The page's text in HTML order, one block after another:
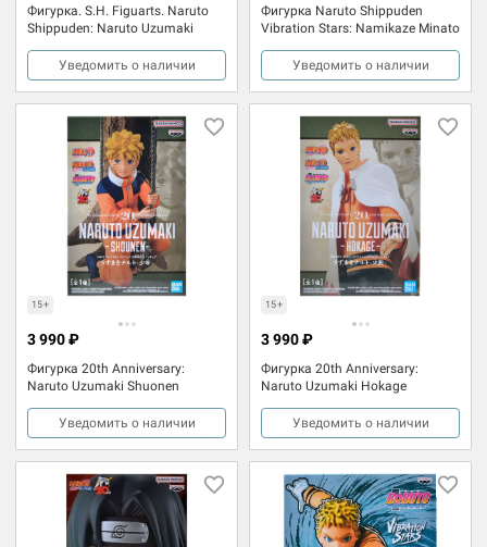
Фигурка. S.H. Figuarts. Naruto
Shippuden: Naruto Uzumaki
Уведомить о наличии
Фигурка Naruto Shippuden
Vibration Stars: Namikaze Minato
Уведомить о наличии
15+
Фигурка 20th Anniversary:
Naruto Uzumaki Shuonen
3 990 ₽
Уведомить о наличии
15+
Фигурка 20th Anniversary:
Naruto Uzumaki Hokage
3 990 ₽
Уведомить о наличии